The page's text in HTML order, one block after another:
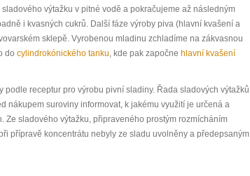
výtažku v pitné vodě a pokračujeme až následným
i kvasných cukrů. Další fáze výroby piva (hlavní kvašení a
sklepě. Vyrobenou mladinu zchladíme na zákvasnou
do cylindrokónického tanku, kde pak započne hlavní kvašení
receptur pro výrobu pivní sladiny. Řada sladových výtažků
nákupem suroviny informovat, k jakému využití je určená a
sladového výtažku, připraveného prostým rozmícháním
přípravě koncentrátu nebyly ze sladu uvolněny a předepsaným